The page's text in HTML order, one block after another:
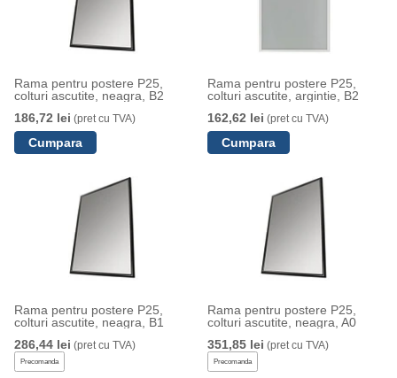
Rama pentru postere P25,
colturi ascutite, neagra, B2
186,72 lei (pret cu TVA)
Rama pentru postere P25,
colturi ascutite, argintie, B2
162,62 lei (pret cu TVA)
Rama pentru postere P25,
colturi ascutite, neagra, B1
286,44 lei (pret cu TVA)
Precomanda
Rama pentru postere P25,
colturi ascutite, neagra, A0
351,85 lei (pret cu TVA)
Precomanda